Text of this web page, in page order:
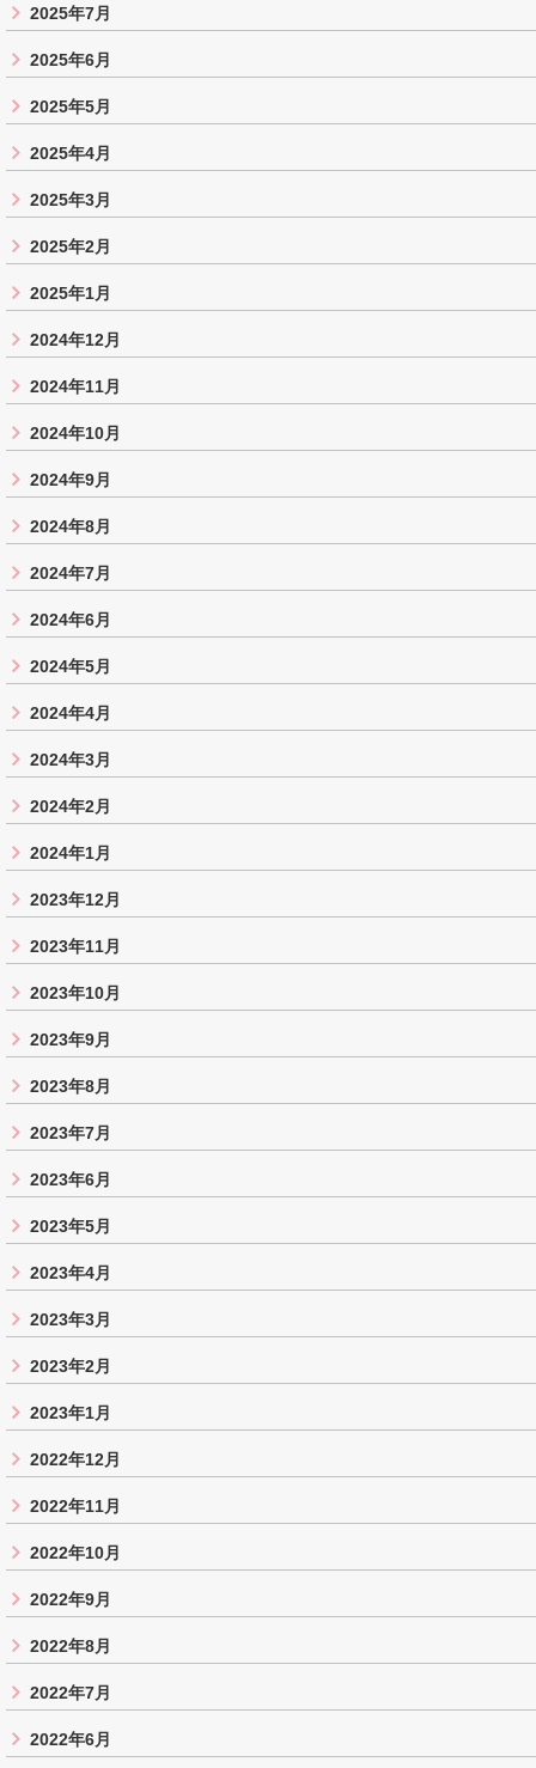
2025年7月
2025年6月
2025年5月
2025年4月
2025年3月
2025年2月
2025年1月
2024年12月
2024年11月
2024年10月
2024年9月
2024年8月
2024年7月
2024年6月
2024年5月
2024年4月
2024年3月
2024年2月
2024年1月
2023年12月
2023年11月
2023年10月
2023年9月
2023年8月
2023年7月
2023年6月
2023年5月
2023年4月
2023年3月
2023年2月
2023年1月
2022年12月
2022年11月
2022年10月
2022年9月
2022年8月
2022年7月
2022年6月